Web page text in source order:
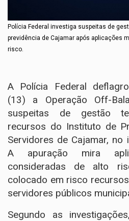
Polícia Federal investiga suspeitas de
previdência de Cajamar após aplicações
risco.
A Polícia Federal
(13) a Operação Off-
suspeitas de gestão
recursos do Instituto de
Servidores de Cajamar, no
A apuração mira
consideradas de alto
colocado em risco
servidores públicos
Segundo as